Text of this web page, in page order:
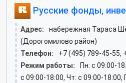
Русские фонды,
Адрес:
набережная Тараса
(Дорогомилово район)
Телефон:
+7 (495) 789-45-55,
Режим работы:
Пн: c 09:00-
c 09:00-18:00, Чт: c 09:00-18:00,